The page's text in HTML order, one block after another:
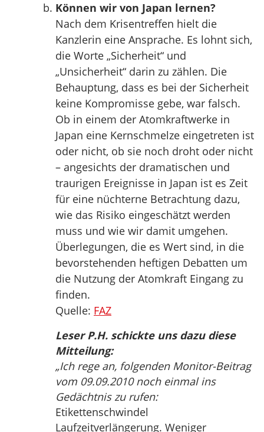
Können wir von Japan lernen?
Nach dem Krisentreffen hielt die
Kanzlerin eine Ansprache. Es lohnt sich,
die Worte „Sicherheit“ und
„Unsicherheit“ darin zu zählen. Die
Behauptung, dass es bei der Sicherheit
keine Kompromisse gebe, war falsch.
Ob in einem der Atomkraftwerke in
Japan eine Kernschmelze eingetreten ist
oder nicht, ob sie noch droht oder nicht
– angesichts der dramatischen und
traurigen Ereignisse in Japan ist es Zeit
für eine nüchterne Betrachtung dazu,
wie das Risiko eingeschätzt werden
muss und wie wir damit umgehen.
Überlegungen, die es Wert sind, in die
bevorstehenden heftigen Debatten um
die Nutzung der Atomkraft Eingang zu
finden.
Quelle: FAZ
Leser P.H. schickte uns dazu diese
Mitteilung:
„Ich rege an, folgenden Monitor-Beitrag
vom 09.09.2010 noch einmal ins
Gedächtnis zu rufen:
Etikettenschwindel
Laufzeitverlängerung. Weniger